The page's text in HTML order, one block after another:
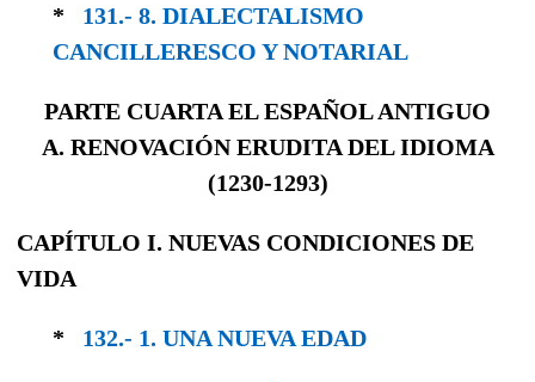
* 131.- 8. DIALECTALISMO
CANCILLERESCO Y NOTARIAL
PARTE CUARTA EL ESPAÑOL ANTIGUO
A. RENOVACIÓN ERUDITA DEL IDIOMA
(1230-1293)
CAPÍTULO I. NUEVAS CONDICIONES DE
VIDA
* 132.- 1. UNA NUEVA EDAD